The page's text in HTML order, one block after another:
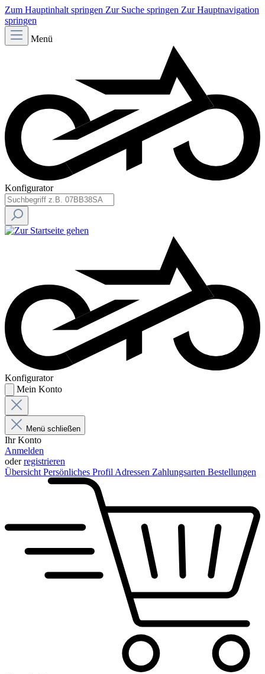
Zum Hauptinhalt springen Zur Suche springen Zur Hauptnavigation
springen
Menü
Konfigurator
Konfigurator
Mein Konto
Menü schließen
Ihr Konto
Anmelden
oderregistrieren
Übersicht Persönliches Profil Adressen Zahlungsarten Bestellungen